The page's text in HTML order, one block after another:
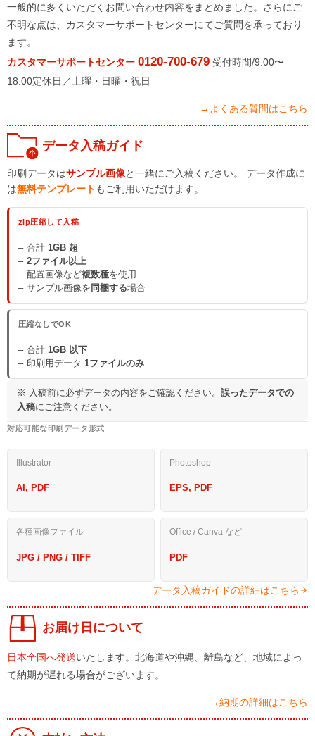
一般的に多くいただくお問い合わせ内容をまとめました。さらにご
不明な点は、カスタマーサポートセンターにてご質問を承っており
ます。
カスタマーサポートセンター 0120-700-679 受付時間/9:00〜
18:00定休日／土曜・日曜・祝日
→よくある質問はこちら
データ入稿ガイド
印刷データはサンプル画像と一緒にご入稿ください。 データ作成に
は無料テンプレート もご利用いただけます。
zip圧縮して入稿
合計 1GB 超
2ファイル以上
配置画像など複数種を使用
サンプル画像を 同梱する場合
圧縮なしでOK
合計 1GB 以下
印刷用データ 1ファイルのみ
※ 入稿前に必ずデータの内容をご確認ください。 誤ったデータでの
入稿にご注意ください。
対応可能な印刷データ形式
Illustrator
AI, PDF
Photoshop
EPS, PDF
各種画像ファイル
JPG / PNG / TIFF
Office / Canva など
PDF
データ入稿ガイドの詳細はこちら
お届け日について
日本全国へ発送いたします。北海道や沖縄、離島など、地域によっ
て納期が遅れる場合がございます。
→納期の詳細はこちら